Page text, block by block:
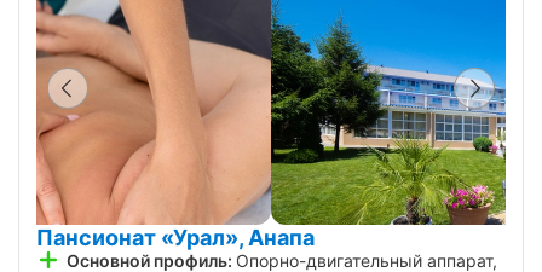
Пансионат «Урал», Анапа
Основной профиль: Опорно-двигательный аппарат,